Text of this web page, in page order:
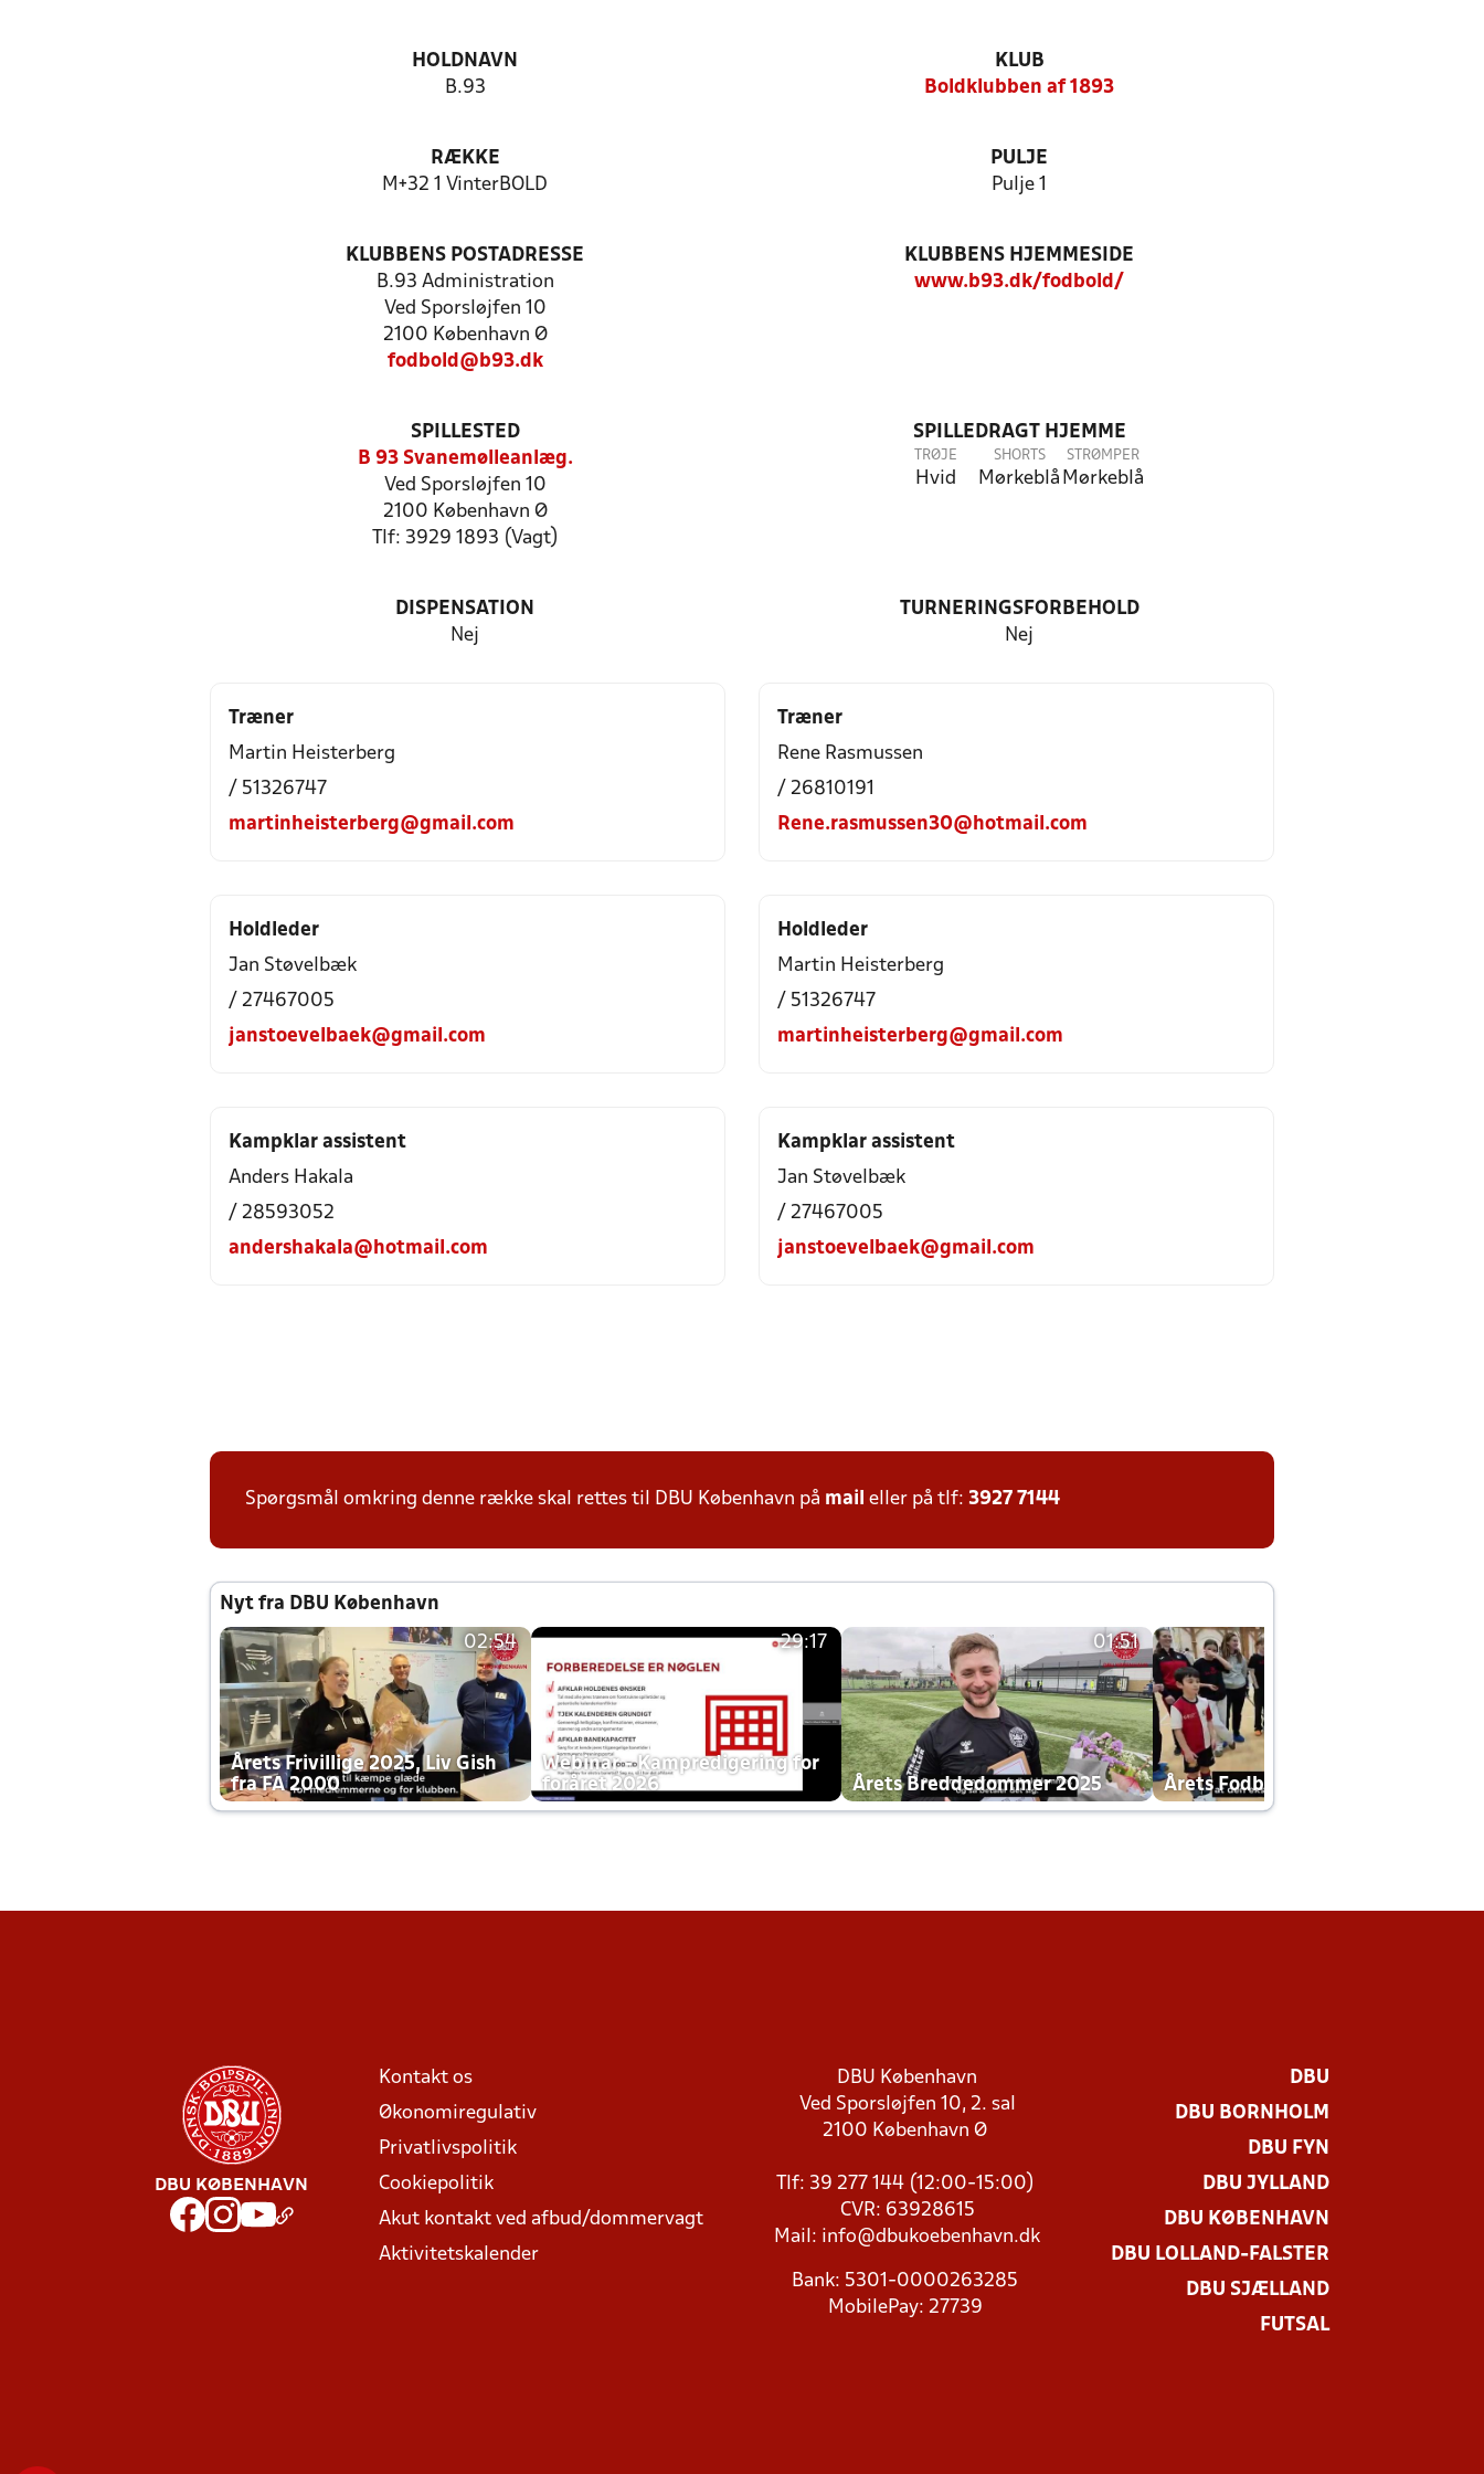
HOLDNAVN
B.93
KLUB
Boldklubben af 1893
RÆKKE
M+32 1 VinterBOLD
PULJE
Pulje 1
KLUBBENS POSTADRESSE
B.93 Administration
Ved Sporsløjfen 10
2100 København Ø
fodbold@b93.dk
KLUBBENS HJEMMESIDE
www.b93.dk/fodbold/
SPILLESTED
B 93 Svanemølleanlæg.
Ved Sporsløjfen 10
2100 København Ø
Tlf: 3929 1893 (Vagt)
SPILLEDRAGT HJEMME
TRØJE
Hvid
SHORTS
Mørkeblå
STRØMPER
Mørkeblå
DISPENSATION
Nej
TURNERINGSFORBEHOLD
Nej
Træner
Martin Heisterberg
/ 51326747
martinheisterberg@gmail.com
Træner
Rene Rasmussen
/ 26810191
Rene.rasmussen30@hotmail.com
Holdleder
Jan Støvelbæk
/ 27467005
janstoevelbaek@gmail.com
Holdleder
Martin Heisterberg
/ 51326747
martinheisterberg@gmail.com
Kampklar assistent
Anders Hakala
/ 28593052
andershakala@hotmail.com
Kampklar assistent
Jan Støvelbæk
/ 27467005
janstoevelbaek@gmail.com
Spørgsmål omkring denne række skal rettes til DBU København på mail eller på tlf: 3927 7144
Nyt fra DBU København
02:54
Årets Frivillige 2025, Liv Gish
fra FA 2000
29:17
Webinar - Kampredigering for
foråret 2026
01:51
Årets Breddedommer 2025 Årets Fodboldklub 2025 mp4
DBU KØBENHAVN
Kontakt os
Økonomiregulativ
Privatlivspolitik
Cookiepolitik
Akut kontakt ved afbud/dommervagt
Aktivitetskalender
DBU København
Ved Sporsløjfen 10, 2. sal
2100 København Ø
Tlf: 39 277 144 (12:00-15:00)
CVR: 63928615
Mail: info@dbukoebenhavn.dk
Bank: 5301-0000263285
MobilePay: 27739
DBU
DBU BORNHOLM
DBU FYN
DBU JYLLAND
DBU KØBENHAVN
DBU LOLLAND-FALSTER
DBU SJÆLLAND
FUTSAL